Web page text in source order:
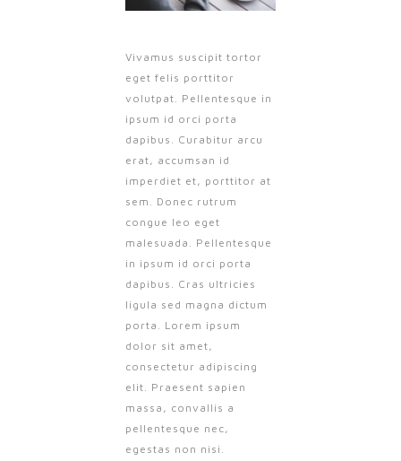
Vivamus suscipit tortor
eget felis porttitor
volutpat. Pellentesque in
ipsum id orci porta
dapibus. Curabitur arcu
erat, accumsan id
imperdiet et, porttitor at
sem. Donec rutrum
congue leo eget
malesuada. Pellentesque
in ipsum id orci porta
dapibus. Cras ultricies
ligula sed magna dictum
porta. Lorem ipsum
dolor sit amet,
consectetur adipiscing
elit. Praesent sapien
massa, convallis a
pellentesque nec,
egestas non nisi.